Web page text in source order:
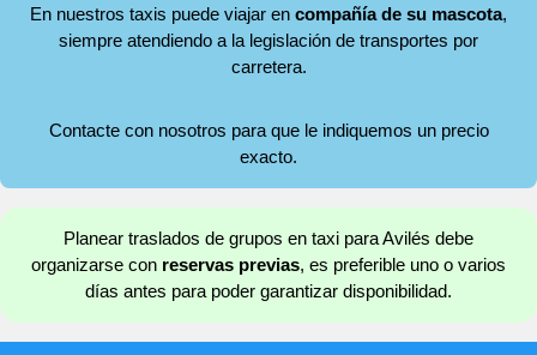
En nuestros taxis puede viajar en compañía de su mascota,
siempre atendiendo a la legislación de transportes por
carretera.
Contacte con nosotros para que le indiquemos un precio
exacto.
Planear traslados de grupos en taxi para Avilés debe
organizarse con reservas previas, es preferible uno o varios
días antes para poder garantizar disponibilidad.